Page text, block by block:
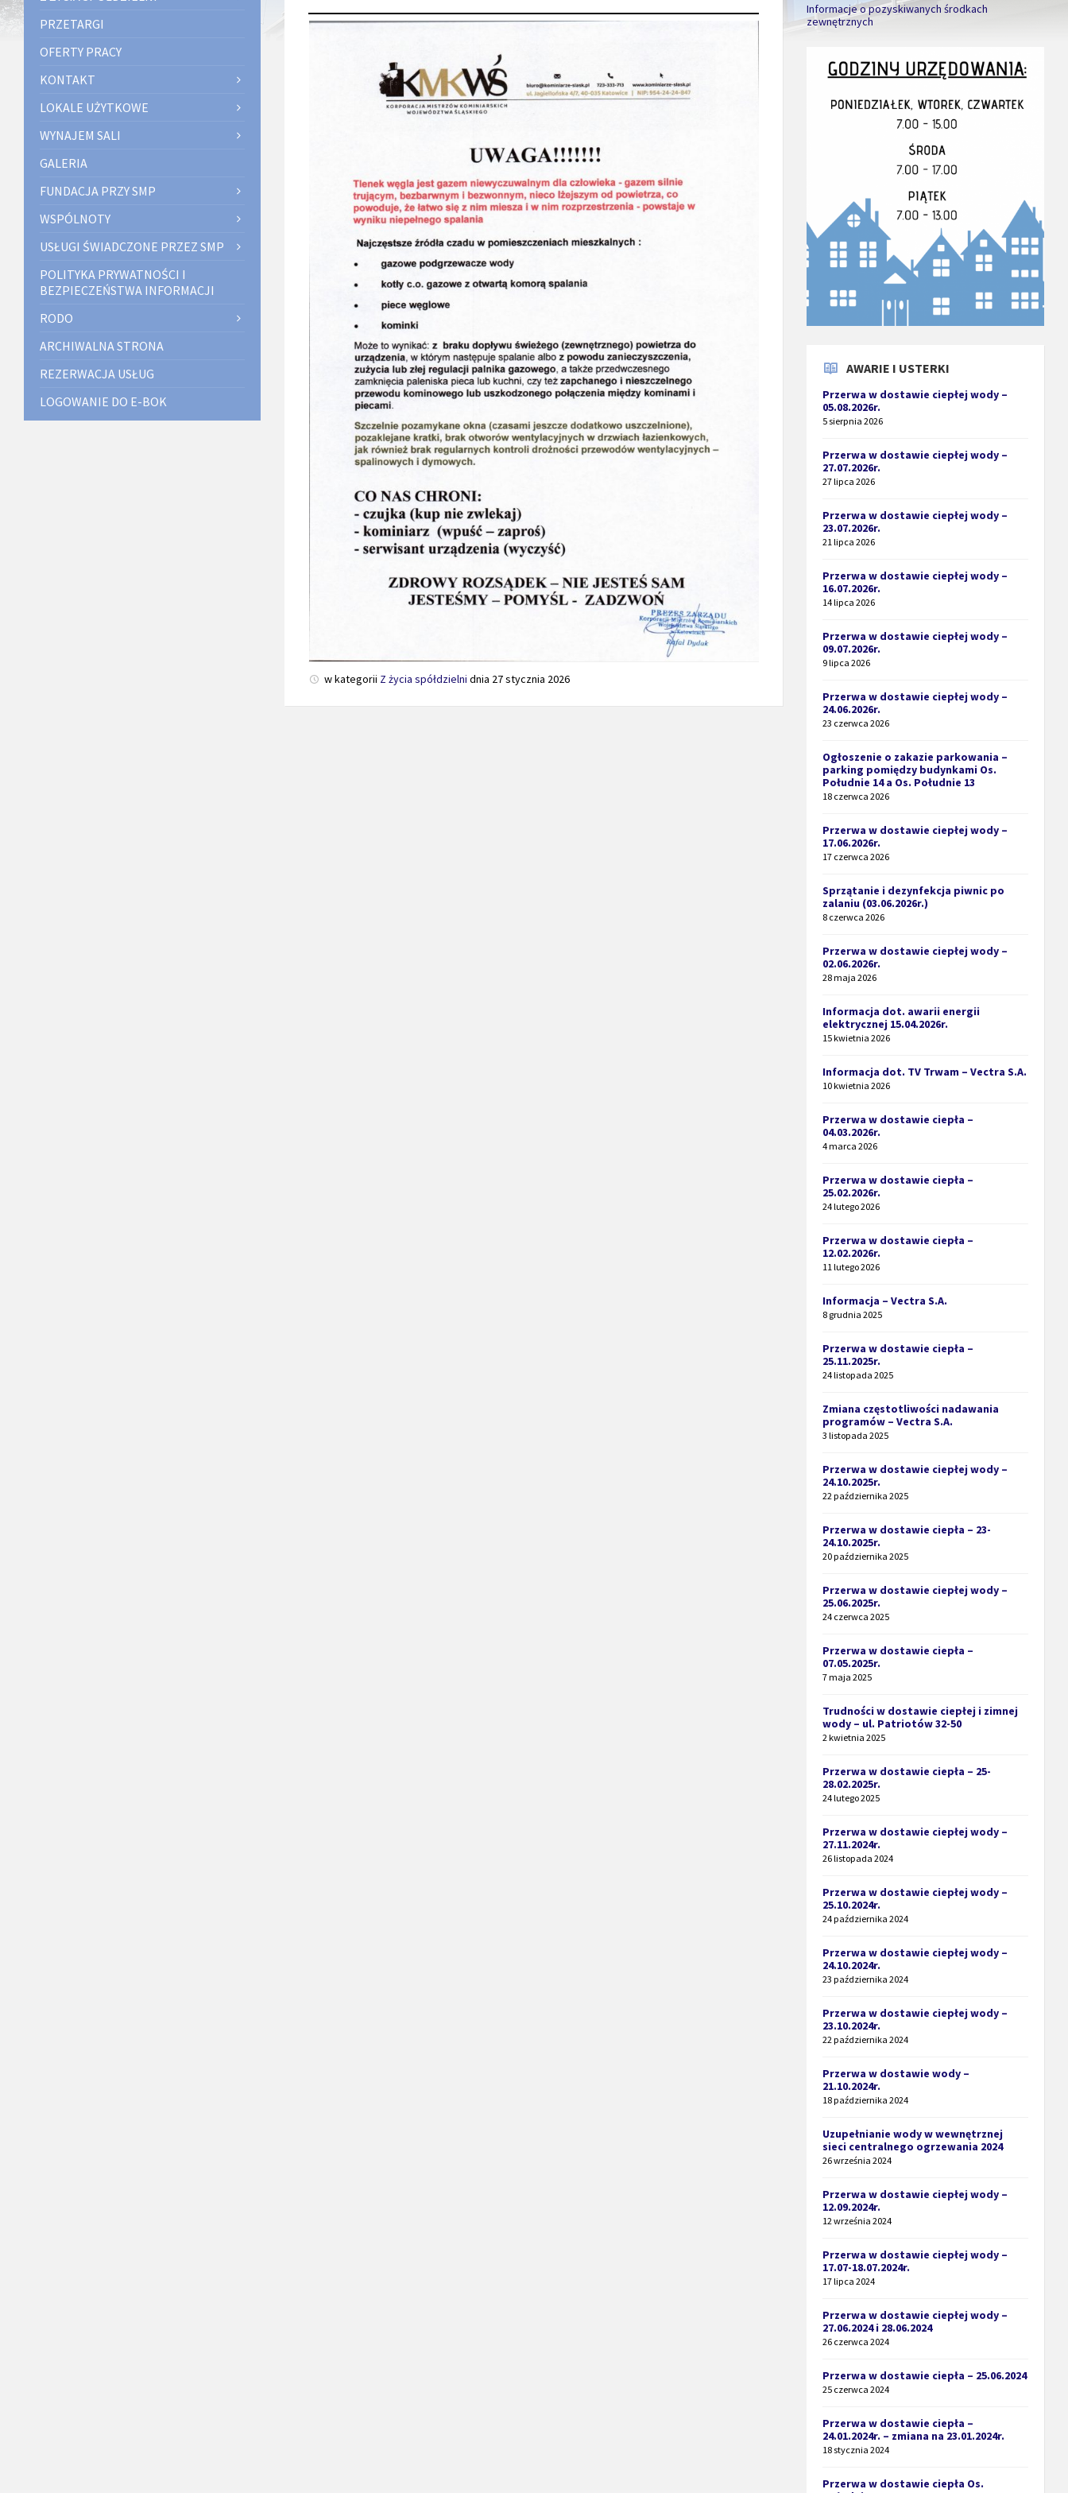
w kategorii Z życia spółdzielni dnia 27 stycznia 2026
PRZETARGI
OFERTY PRACY
KONTAKT
LOKALE UŻYTKOWE
WYNAJEM SALI
GALERIA
FUNDACJA PRZY SMP
WSPÓLNOTY
USŁUGI ŚWIADCZONE PRZEZ SMP
POLITYKA PRYWATNOŚCI I
BEZPIECZEŃSTWA INFORMACJI
RODO
ARCHIWALNA STRONA
REZERWACJA USŁUG
LOGOWANIE DO E-BOK
Informacje o pozyskiwanych środkach
zewnętrznych
AWARIE I USTERKI
Przerwa w dostawie ciepłej wody –
05.08.2026r.
5 sierpnia 2026
Przerwa w dostawie ciepłej wody –
27.07.2026r.
27 lipca 2026
Przerwa w dostawie ciepłej wody –
23.07.2026r.
21 lipca 2026
Przerwa w dostawie ciepłej wody –
16.07.2026r.
14 lipca 2026
Przerwa w dostawie ciepłej wody –
09.07.2026r.
9 lipca 2026
Przerwa w dostawie ciepłej wody –
24.06.2026r.
23 czerwca 2026
Ogłoszenie o zakazie parkowania –
parking pomiędzy budynkami Os.
Południe 14 a Os. Południe 13
18 czerwca 2026
Przerwa w dostawie ciepłej wody –
17.06.2026r.
17 czerwca 2026
Sprzątanie i dezynfekcja piwnic po
zalaniu (03.06.2026r.)
8 czerwca 2026
Przerwa w dostawie ciepłej wody –
02.06.2026r.
28 maja 2026
Informacja dot. awarii energii
elektrycznej 15.04.2026r.
15 kwietnia 2026
Informacja dot. TV Trwam – Vectra S.A.
10 kwietnia 2026
Przerwa w dostawie ciepła –
04.03.2026r.
4 marca 2026
Przerwa w dostawie ciepła –
25.02.2026r.
24 lutego 2026
Przerwa w dostawie ciepła –
12.02.2026r.
11 lutego 2026
Informacja – Vectra S.A.
8 grudnia 2025
Przerwa w dostawie ciepła –
25.11.2025r.
24 listopada 2025
Zmiana częstotliwości nadawania
programów – Vectra S.A.
3 listopada 2025
Przerwa w dostawie ciepłej wody –
24.10.2025r.
22 października 2025
Przerwa w dostawie ciepła – 23-
24.10.2025r.
20 października 2025
Przerwa w dostawie ciepłej wody –
25.06.2025r.
24 czerwca 2025
Przerwa w dostawie ciepła –
07.05.2025r.
7 maja 2025
Trudności w dostawie ciepłej i zimnej
wody – ul. Patriotów 32-50
2 kwietnia 2025
Przerwa w dostawie ciepła – 25-
28.02.2025r.
24 lutego 2025
Przerwa w dostawie ciepłej wody –
27.11.2024r.
26 listopada 2024
Przerwa w dostawie ciepłej wody –
25.10.2024r.
24 października 2024
Przerwa w dostawie ciepłej wody –
24.10.2024r.
23 października 2024
Przerwa w dostawie ciepłej wody –
23.10.2024r.
22 października 2024
Przerwa w dostawie wody –
21.10.2024r.
18 października 2024
Uzupełnianie wody w wewnętrznej
sieci centralnego ogrzewania 2024
26 września 2024
Przerwa w dostawie ciepłej wody –
12.09.2024r.
12 września 2024
Przerwa w dostawie ciepłej wody –
17.07-18.07.2024r.
17 lipca 2024
Przerwa w dostawie ciepłej wody –
27.06.2024 i 28.06.2024
26 czerwca 2024
Przerwa w dostawie ciepła – 25.06.2024
25 czerwca 2024
Przerwa w dostawie ciepła –
24.01.2024r. – zmiana na 23.01.2024r.
18 stycznia 2024
Przerwa w dostawie ciepła Os.